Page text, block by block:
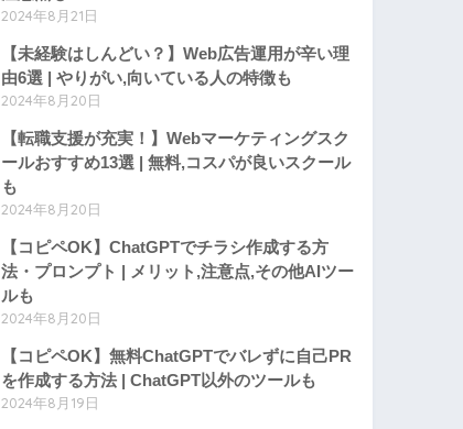
2024年8月21日
【未経験はしんどい？】Web広告運用が辛い理
由6選 | やりがい,向いている人の特徴も
2024年8月20日
【転職支援が充実！】Webマーケティングスク
ールおすすめ13選 | 無料,コスパが良いスクール
も
2024年8月20日
【コピペOK】ChatGPTでチラシ作成する方
法・プロンプト | メリット,注意点,その他AIツー
ルも
2024年8月20日
【コピペOK】無料ChatGPTでバレずに自己PR
を作成する方法 | ChatGPT以外のツールも
2024年8月19日